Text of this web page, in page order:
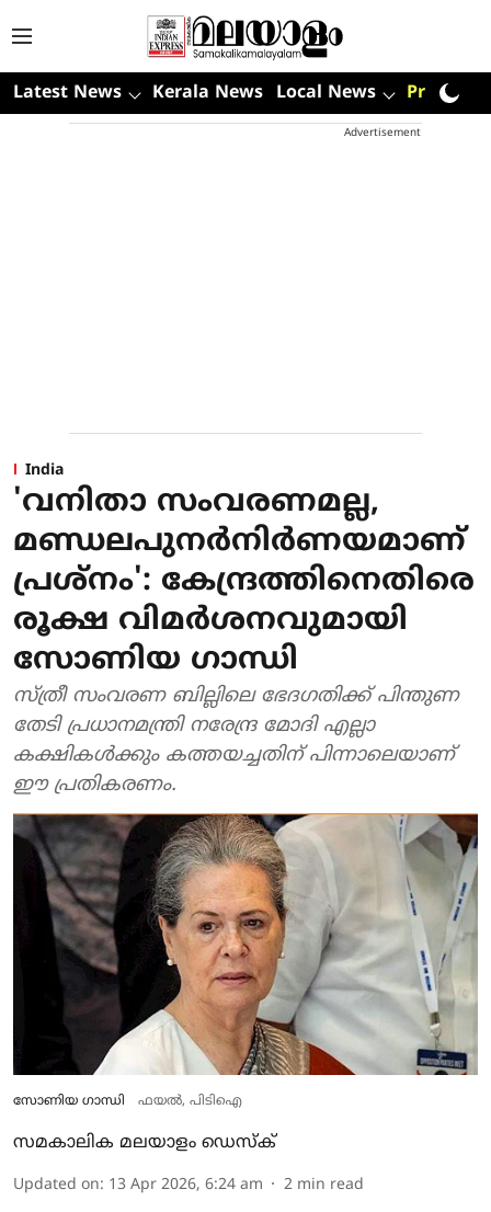
Latest News Kerala News Local News Premium
Advertisement
India
'വനിതാ സംവരണമല്ല,
മണ്ഡലപുനര്‍നിര്‍ണയമാണ്
പ്രശ്‌നം': കേന്ദ്രത്തിനെതിരെ
രൂക്ഷ വിമര്‍ശനവുമായി
സോണിയ ഗാന്ധി
സ്ത്രീ സംവരണ ബില്ലിലെ ഭേദഗതിക്ക് പിന്തുണ
തേടി പ്രധാനമന്ത്രി നരേന്ദ്ര മോദി എല്ലാ
കക്ഷികള്‍ക്കും കത്തയച്ചതിന് പിന്നാലെയാണ്
ഈ പ്രതികരണം.
സോണിയ ഗാന്ധി ഫയൽ, പിടിഐ
സമകാലിക മലയാളം ഡെസ്ക്
Updated on: 13 Apr 2026, 6:24 am 2 min read